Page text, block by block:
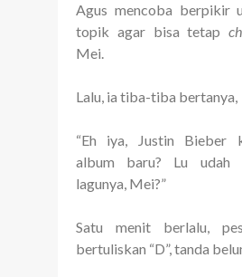
Agus mencoba berpikir
topik agar bisa tetap
Mei.
Lalu, ia tiba-tiba bertanya,
“Eh iya, Justin Bieber
album baru? Lu udah
lagunya, Mei?”
Satu menit berlalu,
bertuliskan “D”, tanda